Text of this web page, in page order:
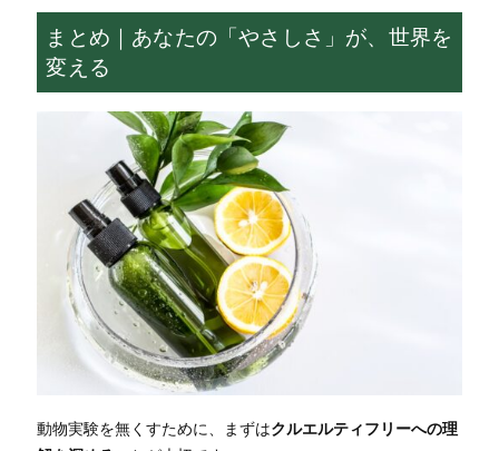
まとめ｜あなたの「やさしさ」が、世界を
変える
動物実験を無くすために、まずはクルエルティフリーへの理